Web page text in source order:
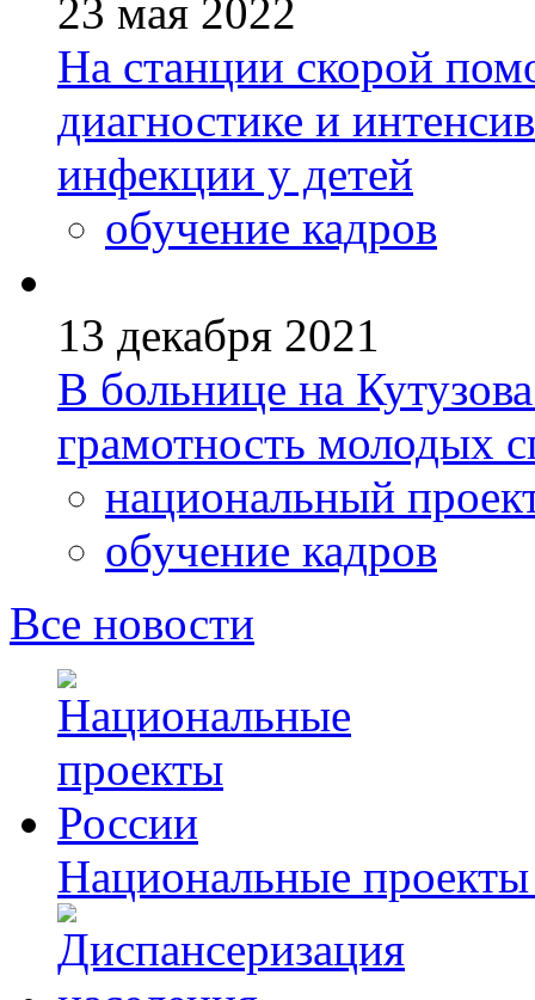
23 мая 2022
На станции скорой
диагностике и
инфекции у детей
обучение кадров
13 декабря 2021
В больнице на
грамотность молодых
национальный
обучение кадров
Все новости
Национальные